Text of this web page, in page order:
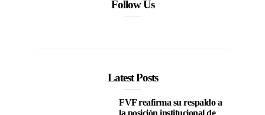
Follow Us
Latest Posts
FVF reafirma su respaldo a
la posición institucional de